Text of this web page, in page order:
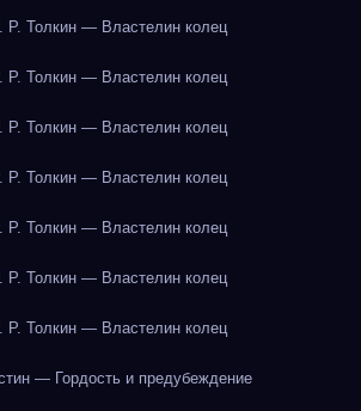
Р. Толкин — Властелин колец
Р. Толкин — Властелин колец
Р. Толкин — Властелин колец
Р. Толкин — Властелин колец
Р. Толкин — Властелин колец
Р. Толкин — Властелин колец
Р. Толкин — Властелин колец
— Гордость и предубеждение